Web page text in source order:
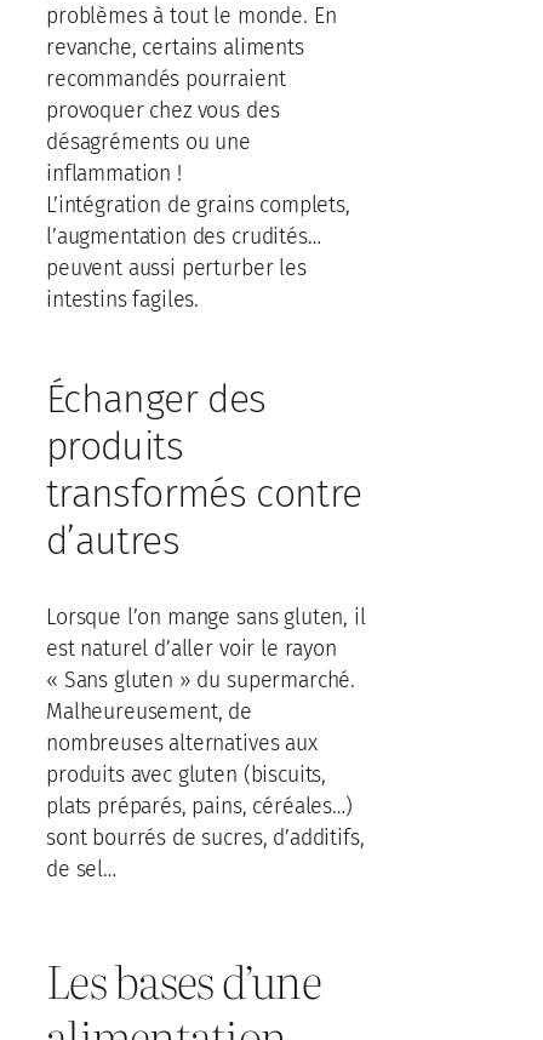
problèmes à tout le monde. En
revanche, certains aliments
recommandés pourraient
provoquer chez vous des
désagréments ou une
inflammation !
L’intégration de grains complets,
l’augmentation des crudités…
peuvent aussi perturber les
intestins fagiles.
Échanger des
produits
transformés contre
d’autres
Lorsque l’on mange sans gluten, il
est naturel d’aller voir le rayon
« Sans gluten » du supermarché.
Malheureusement, de
nombreuses alternatives aux
produits avec gluten (biscuits,
plats préparés, pains, céréales…)
sont bourrés de sucres, d’additifs,
de sel…
Les bases d’une